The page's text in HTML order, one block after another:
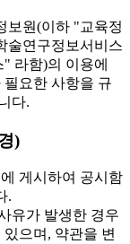
보원(이하 "교육정
술연구정보서비스
라함)의 이용에
요한 사항을 규
다.
)
게시하여 공시함
.
유가 발생한 경우
으며, 약관을 변